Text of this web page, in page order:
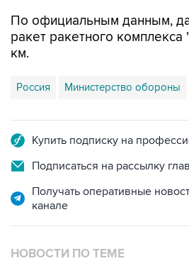
По официальным данным,
ракет ракетного
км.
Россия Министерство обороны
Купить подписку на
Подписаться на рассылку
Получать оперативные
канале
НОВОСТИ ПО ТЕМЕ